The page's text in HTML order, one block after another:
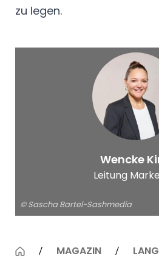
zu legen.
Sashmedia
Wencke
Leitung
© Sascha Bartel-Sashmedia
MAGAZIN